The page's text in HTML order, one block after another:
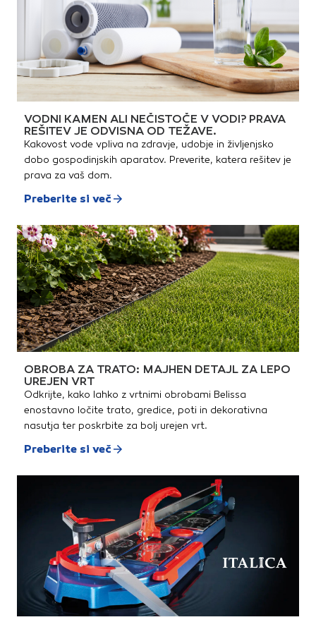
ulično pohištvoBela in barvna
štukaturaSamozaporni
blokiMontažni elementi za
bazene
VODNI KAMEN ALI NEČISTOČE V VODI? PRAVA
REŠITEV JE ODVISNA OD TEŽAVE.
Kakovost vode vpliva na zdravje, udobje in življenjsko
dobo gospodinjskih aparatov. Preverite, katera rešitev je
prava za vaš dom.
Preberite si več
OBROBA ZA TRATO: MAJHEN DETAJL ZA LEPO
UREJEN VRT
Odkrijte, kako lahko z vrtnimi obrobami Belissa
enostavno ločite trato, gredice, poti in dekorativna
nasutja ter poskrbite za bolj urejen vrt.
Preberite si več